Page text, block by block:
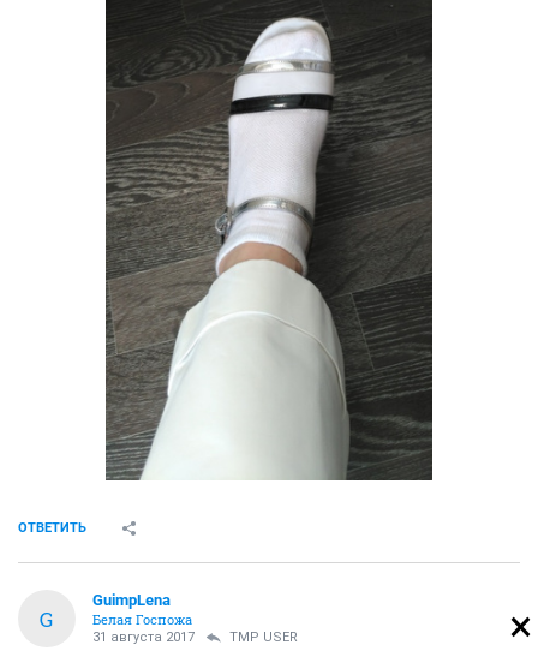
ОТВЕТИТЬ
G
GuimpLena
Белая Госпожа
31 августа 2017 TMP USER